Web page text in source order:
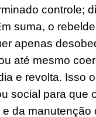
controle;
suma, o
apenas
até mesmo c
e revolta. Isso
social para que
da manutenção